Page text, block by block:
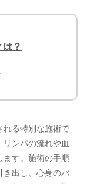
？
れる特別な施術で
ンパの流れや血
ます。施術の手順
き出し、心身のバ